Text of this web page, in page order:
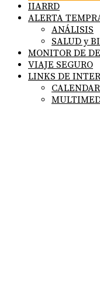
IIARRD
ALERTA
ANÁLISIS
SALUD y
MONITOR DE
VIAJE SEGURO
LINKS DE